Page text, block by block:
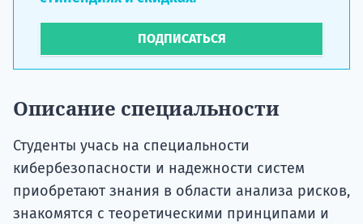
ПОДПИСАТЬСЯ
Описание специальности
Студенты учась на специальности
кибербезопасности и надежности систем
приобретают знания в области анализа рисков,
знакомятся с теоретическими принципами и